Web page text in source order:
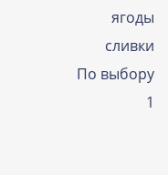
ягоды
сливки
По выбору
1